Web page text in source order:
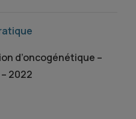
d’oncogénétique –
2022